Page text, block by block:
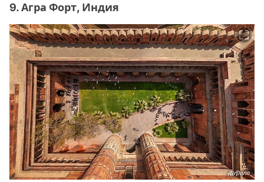
9. Агра Форт, Индия